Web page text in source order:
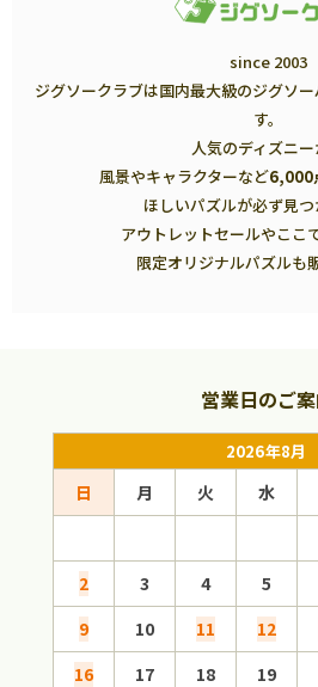
since 2003
ジグソークラブは国内最大級のジグソ
す。
人気のディズニ
風景やキャラクターなど6,000
ほしいパズルが必ず見つ
アウトレットセールやここ
限定オリジナルパズルも
営業日のご
2026年8月
日 月 火 水
2
3 4 5
9
10 11 12
16
17 18 19